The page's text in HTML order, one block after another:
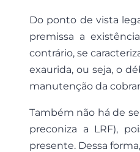
Do ponto de vista
premissa a
contrário, se
exaurida, ou seja, o
manutenção da
Também não há de
preconiza a LRF),
presente. Dessa